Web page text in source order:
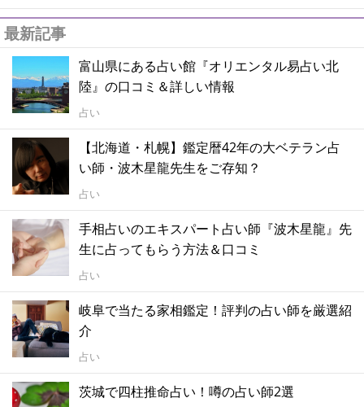
最新記事
富山県にある占い館『オリエンタル易占い北
陸』の口コミ＆詳しい情報
占い
【北海道・札幌】鑑定暦42年の大ベテラン占
い師・波木星龍先生をご存知？
占い
手相占いのエキスパート占い師『波木星龍』先
生に占ってもらう方法＆口コミ
占い
岐阜で当たる家相鑑定！評判の占い師を厳選紹
介
占い
茨城で四柱推命占い！噂の占い師2選